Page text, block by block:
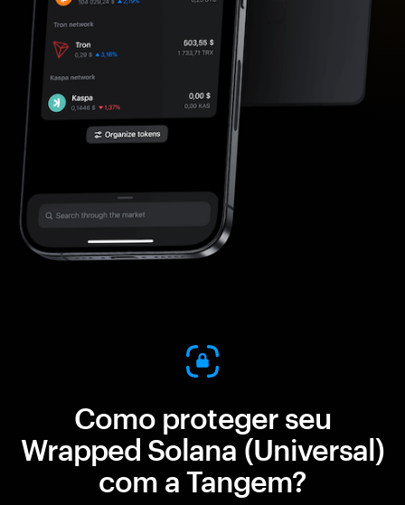
Como proteger seu
Wrapped Solana (Universal)
com a Tangem?